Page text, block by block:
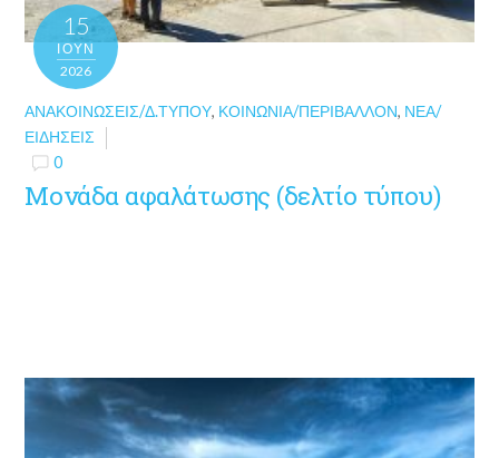
15
ΙΟΎΝ
2026
ΑΝΑΚΟΙΝΏΣΕΙΣ/Δ.ΤΎΠΟΥ, ΚΟΙΝΩΝΊΑ/ΠΕΡΙΒΆΛΛΟΝ, ΝΈΑ/
ΕΙΔΉΣΕΙΣ
0
Μονάδα αφαλάτωσης (δελτίο τύπου)